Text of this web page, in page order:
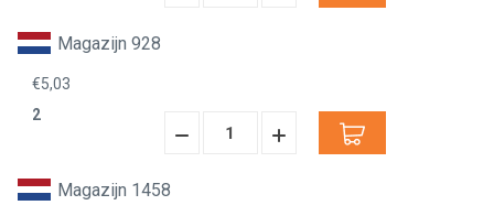
Magazijn 928
€5,03
2
Hoeveelheid
Hoeveelheid
Magazijn 1458